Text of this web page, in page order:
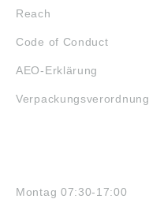
Reach
Code of Conduct
AEO-Erklärung
Verpackungsverordnung
Montag 07:30-17:00